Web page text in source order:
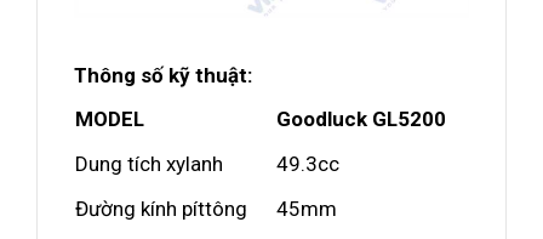
Thông số kỹ thuật:
MODEL
Goodluck GL5200
Dung tích xylanh
49.3cc
Đường kính píttông
45mm